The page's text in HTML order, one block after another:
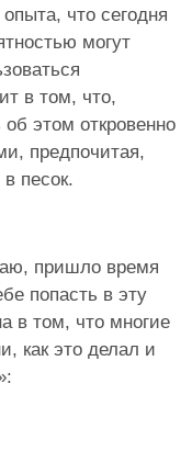
что сегодня
могут
в том, что,
об этом откровенно
предпочитая,
песок.
пришло время
попасть в эту
в том, что многие
как это делал и